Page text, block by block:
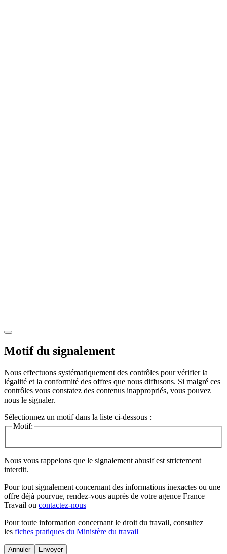
Motif du signalement
Nous effectuons systématiquement des contrôles pour vérifier la
légalité et la conformité des offres que nous diffusons. Si malgré ces
contrôles vous constatez des contenus inappropriés, vous pouvez
nous le signaler.
Sélectionnez un motif dans la liste ci-dessous :
Motif:
Nous vous rappelons que le signalement abusif est strictement
interdit.
Pour tout signalement concernant des informations inexactes ou une
offre déjà pourvue, rendez-vous auprès de votre agence France
Travail ou contactez-nous
Pour toute information concernant le droit du travail, consultez
les fiches pratiques du Ministère du travail
Annuler